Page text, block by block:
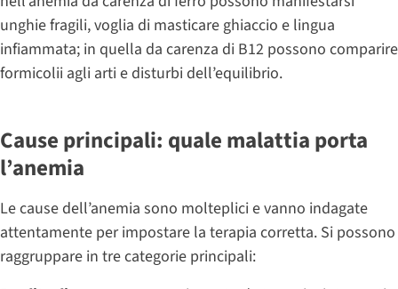
unghie fragili, voglia di masticare ghiaccio e lingua
infiammata; in quella da carenza di B12 possono comparire
formicolii agli arti e disturbi dell’equilibrio.
Cause principali: quale malattia porta
l’anemia
Le cause dell’anemia sono molteplici e vanno indagate
attentamente per impostare la terapia corretta. Si possono
raggruppare in tre categorie principali: